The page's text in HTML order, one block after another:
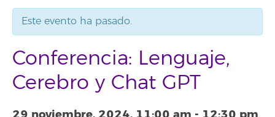
Este evento ha pasado.
Conferencia: Lenguaje,
Cerebro y Chat GPT